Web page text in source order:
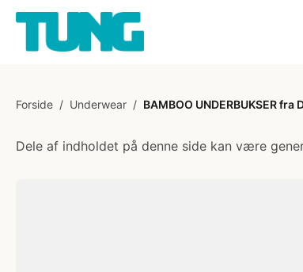
Forside / Underwear / BAMBOO UNDERBUKSER fra
Dele af indholdet på denne side kan være